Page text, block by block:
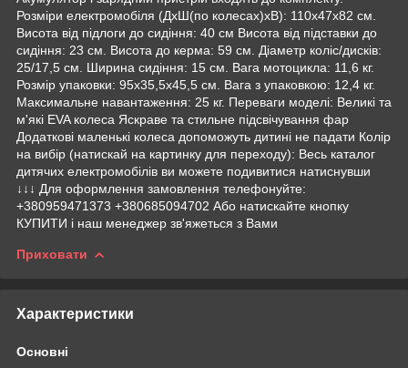
Розміри електромобіля (ДхШ(по колесах)хВ): 110х47х82 см.
Висота від підлоги до сидіння: 40 см Висота від підставки до
сидіння: 23 см. Висота до керма: 59 см. Діаметр коліс/дисків:
25/17,5 см. Ширина сидіння: 15 см. Вага мотоцикла: 11,6 кг.
Розмір упаковки: 95х35,5х45,5 см. Вага з упаковкою: 12,4 кг.
Максимальне навантаження: 25 кг. Переваги моделі: Великі та
м'які EVA колеса Яскраве та стильне підсвічування фар
Додаткові маленькі колеса допоможуть дитині не падати Колір
на вибір (натискай на картинку для переходу): Весь каталог
дитячих електромобілів ви можете подивитися натиснувши
↓↓↓ Для оформлення замовлення телефонуйте:
+380959471373 +380685094702 Або натискайте кнопку
КУПИТИ і наш менеджер зв'яжеться з Вами
Приховати
Характеристики
Основні